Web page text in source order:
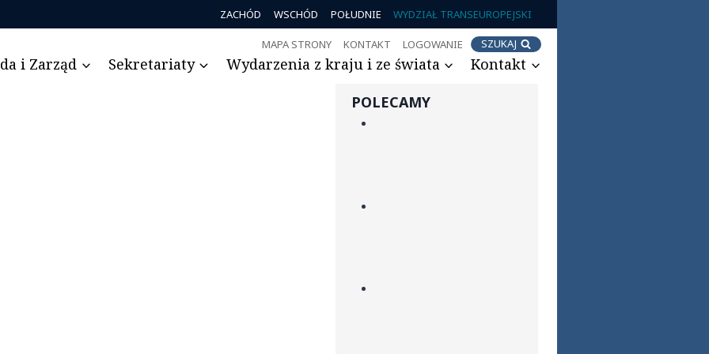
ZACHÓD WSCHÓD POŁUDNIE WYDZIAŁ TRANSEUROPEJSKI
MAPA STRONY KONTAKT LOGOWANIE SZUKAJ
i Zarząd Sekretariaty Wydarzenia z kraju i ze świata Kontakt
POLECAMY